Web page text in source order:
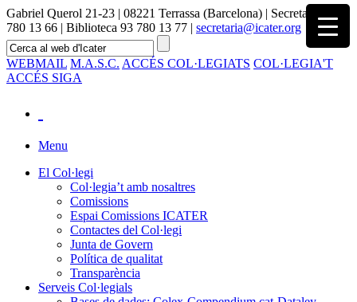
Gabriel Querol 21-23 | 08221 Terrassa (Barcelona) | Secretaria 93
780 13 66 | Biblioteca 93 780 13 77 | secretaria@icater.org
WEBMAIL M.A.S.C. ACCÉS COL·LEGIATS COL·LEGIA'T
ACCÉS SIGA
Menu
El Col·legi
Col·legia’t amb nosaltres
Comissions
Espai Comissions ICATER
Contactes del Col·legi
Junta de Govern
Política de qualitat
Transparència
Serveis Col·legials